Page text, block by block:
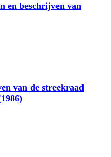
en beschrijven van
van de streekraad